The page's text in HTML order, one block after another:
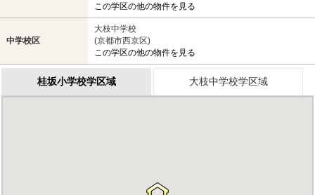
この学区の他の物件を見る
中学校区
大枝中学校
(京都市西京区)
この学区の他の物件を見る
桂坂小学校学区域 大枝中学校学区域